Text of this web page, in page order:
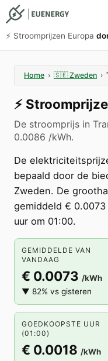
⚡️ Stroomprijzen Europa
Home › 🇸🇪 Zweden ›
⚡️
De stroomprijs in
0.0086 /kWh.
De
bepaald door de
Zweden. De
gemiddeld €
uur om 01:00.
GEMIDDELDE VAN
VANDAAG
€ 0.0073 /kWh
▼ 82% vs gisteren
GOEDKOOPSTE UUR
(01:00)
€ 0.0018 /kWh